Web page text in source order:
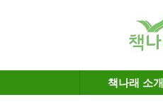
책나래 소개